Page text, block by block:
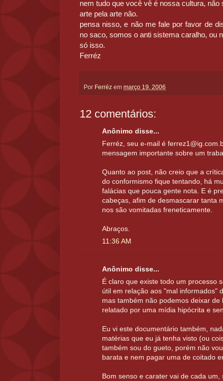
nem tudo que você vê é nossa cultura, não
arte pela arte não.
pensa nisso, e não me fale por favor de
no saco, somos o anti sistema caralho, ou
só isso.
Ferréz
Por Ferréz em março 19, 2006
12 comentários:
Anônimo disse...
Ferréz, seu e-mail é
mensagem importante sobre um
Quanto ao post, não creio que a
do conformismo fique tentando, há
falácias que pouca gente nota. E é
cabeças, afim de desmascarar tanta
nos são vomitadas freneticamente.
Abraços.
11:36 AM
Anônimo disse...
É claro que existe todo um processo
útil em relação aos "mal informados"
mas também não podemos deixar
relatado por uma mídia hipócrita e
Eu vi este documentário também,
matérias que eu já tenha visto (ou
também sou do gueto, porém não
barata e nem pagar uma de coitado
Bom senso e carater vai de cada